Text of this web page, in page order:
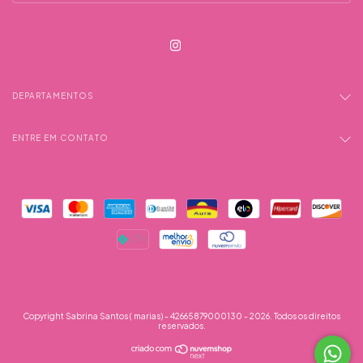
DEPARTAMENTOS
ENTRE EM CONTATO
Copyright Sabrina Santos ( marias) - 42665879000130 - 2026. Todos os direitos
reservados.